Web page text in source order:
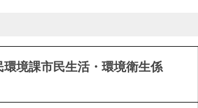
境課市民生活・環境衛生係